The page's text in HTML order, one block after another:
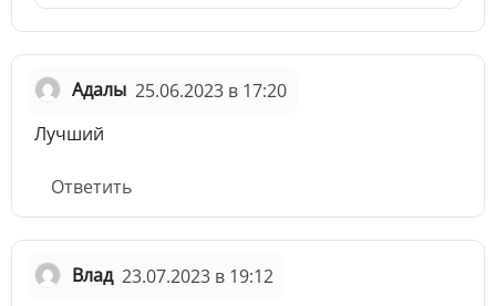
Адалы 25.06.2023 в 17:20
Лучший
Ответить
Влад 23.07.2023 в 19:12